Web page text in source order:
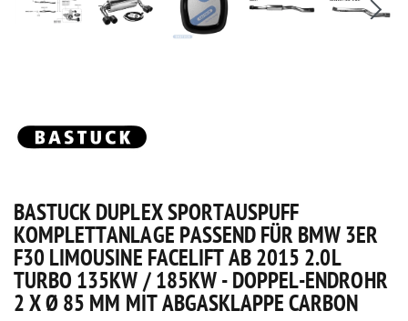
BASTUCK DUPLEX SPORTAUSPUFF
KOMPLETTANLAGE PASSEND FÜR BMW 3ER
F30 LIMOUSINE FACELIFT AB 2015 2.0L
TURBO 135KW / 185KW - DOPPEL-ENDROHR
2 X Ø 85 MM MIT ABGASKLAPPE CARBON